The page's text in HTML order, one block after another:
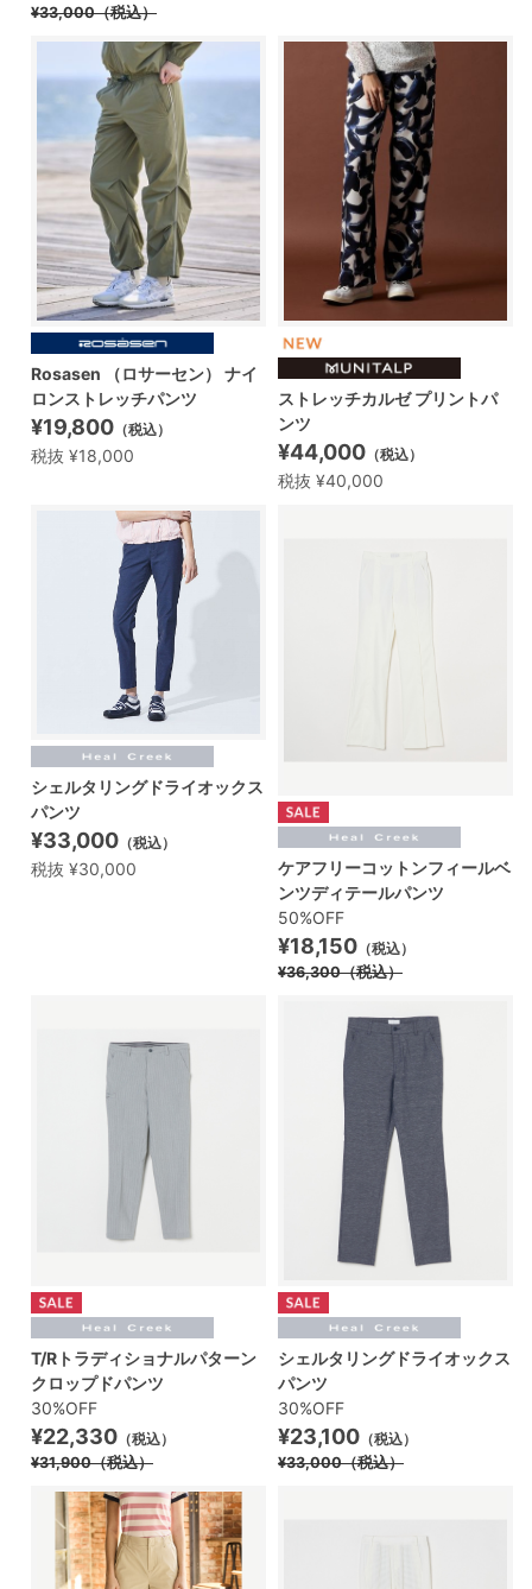
¥33,000（税込）
Rosasen （ロサーセン） ナイ
ロンストレッチパンツ
¥19,800 （税込）
税抜 ¥18,000
ストレッチカルゼ プリントパ
ンツ
¥44,000 （税込）
税抜 ¥40,000
シェルタリングドライオックス
パンツ
¥33,000 （税込）
税抜 ¥30,000
ケアフリーコットンフィールベ
ンツディテールパンツ
50%OFF
¥18,150 （税込）
¥36,300（税込）
T/Rトラディショナルパターン
クロップドパンツ
30%OFF
¥22,330 （税込）
¥31,900（税込）
シェルタリングドライオックス
パンツ
30%OFF
¥23,100 （税込）
¥33,000（税込）